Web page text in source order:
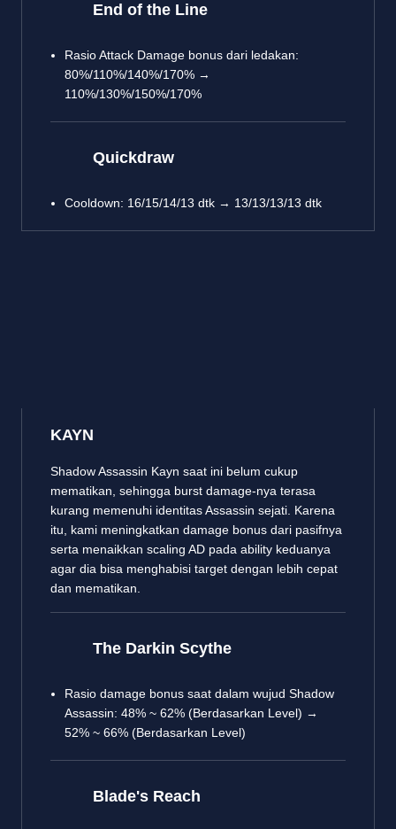
End of the Line
Rasio Attack Damage bonus dari ledakan:
80%/110%/140%/170% →
110%/130%/150%/170%
Quickdraw
Cooldown: 16/15/14/13 dtk → 13/13/13/13 dtk
KAYN
Shadow Assassin Kayn saat ini belum cukup
mematikan, sehingga burst damage-nya terasa
kurang memenuhi identitas Assassin sejati. Karena
itu, kami meningkatkan damage bonus dari pasifnya
serta menaikkan scaling AD pada ability keduanya
agar dia bisa menghabisi target dengan lebih cepat
dan mematikan.
The Darkin Scythe
Rasio damage bonus saat dalam wujud Shadow
Assassin: 48% ~ 62% (Berdasarkan Level) →
52% ~ 66% (Berdasarkan Level)
Blade's Reach